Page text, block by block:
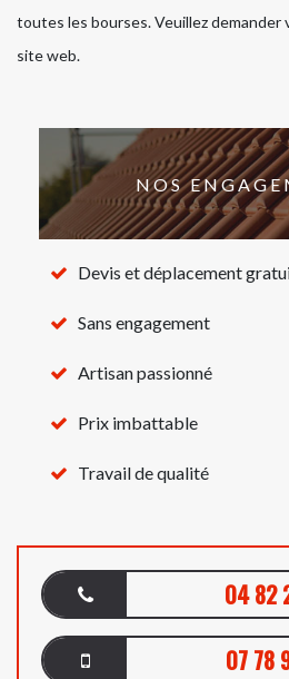
toutes les bourses. Veuillez
site web.
NOS
Devis et déplacement
Sans engagement
Artisan passionné
Prix imbattable
Travail de qualité
04 82
07 78